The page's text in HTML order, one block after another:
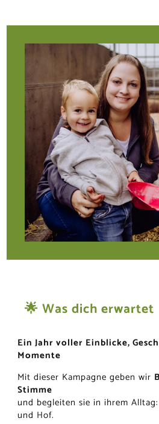
🌟 Was dich erwartet
Ein Jahr voller Einblicke,
Momente
Mit dieser Kampagne geben wir
Stimme
und begleiten sie in ihrem
und Hof.